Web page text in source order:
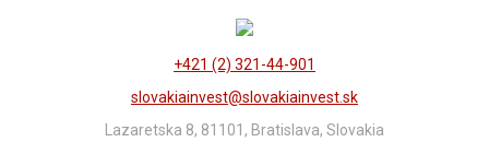
+421 (2) 321-44-901
slovakiainvest@slovakiainvest.sk
Lazaretska 8, 81101, Bratislava, Slovakia